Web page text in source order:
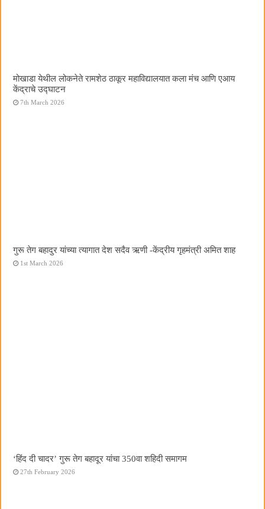
मोखाडा येथील लोकनेते रामशेठ ठाकूर महाविद्यालयात कला मंच आणि एआय
केंद्राचे उद्घाटन
7th March 2026
गुरू तेग बहादुर यांच्या त्यागात देश सदैव ऋणी -केंद्रीय गृहमंत्री अमित शाह
1st March 2026
‘हिंद दी चादर’ गुरू तेग बहादूर यांचा 350वा शहिदी समागम
27th February 2026